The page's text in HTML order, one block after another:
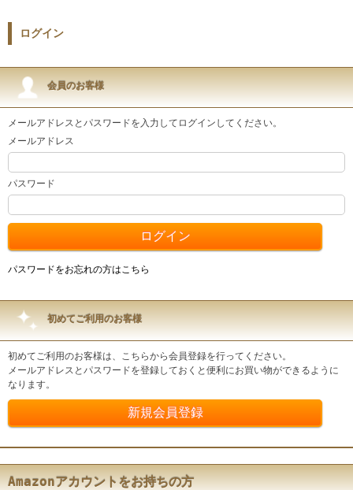
ログイン
会員のお客様
メールアドレスとパスワードを入力してログインしてください。
メールアドレス
パスワード
パスワードをお忘れの方はこちら
初めてご利用のお客様
初めてご利用のお客様は、こちらから会員登録を行ってください。
メールアドレスとパスワードを登録しておくと便利にお買い物ができるように
なります。
Amazonアカウントをお持ちの方